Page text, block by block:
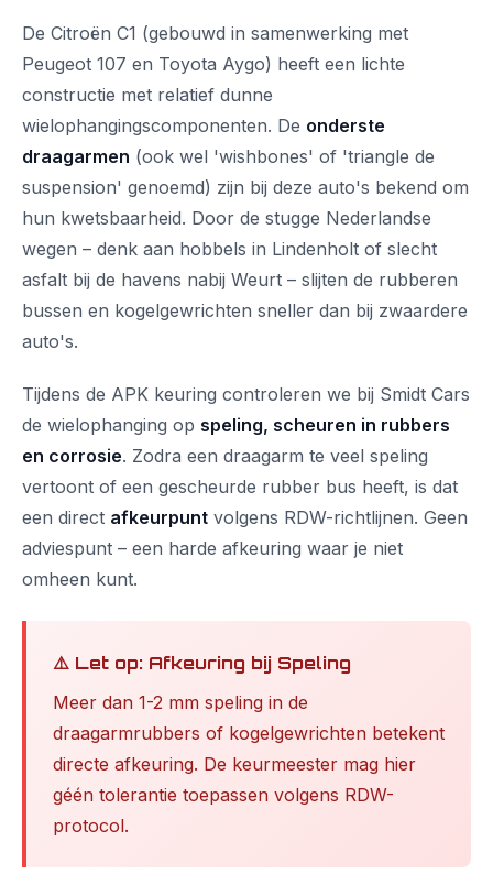
De Citroën C1 (gebouwd in samenwerking met
Peugeot 107 en Toyota Aygo) heeft een lichte
constructie met relatief dunne
wielophangingscomponenten. De onderste
draagarmen (ook wel 'wishbones' of 'triangle de
suspension' genoemd) zijn bij deze auto's bekend om
hun kwetsbaarheid. Door de stugge Nederlandse
wegen – denk aan hobbels in Lindenholt of slecht
asfalt bij de havens nabij Weurt – slijten de rubberen
bussen en kogelgewrichten sneller dan bij zwaardere
auto's.
Tijdens de APK keuring controleren we bij Smidt Cars
de wielophanging op speling, scheuren in rubbers
en corrosie. Zodra een draagarm te veel speling
vertoont of een gescheurde rubber bus heeft, is dat
een direct afkeurpunt volgens RDW-richtlijnen. Geen
adviespunt – een harde afkeuring waar je niet
omheen kunt.
⚠️ Let op: Afkeuring bij Speling
Meer dan 1-2 mm speling in de
draagarmrubbers of kogelgewrichten betekent
directe afkeuring. De keurmeester mag hier
géén tolerantie toepassen volgens RDW-
protocol.